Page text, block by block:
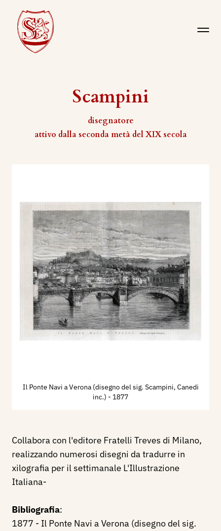
Scampini
disegnatore
attivo dalla seconda metà del XIX secola
Il Ponte Navi a Verona (disegno del sig. Scampini, Canedi
inc.) - 1877
Collabora con l'editore Fratelli Treves di Milano,
realizzando numerosi disegni da tradurre in
xilografia per il settimanale L'Illustrazione
Italiana-
Bibliografia:
1877 - Il Ponte Navi a Verona (disegno del sig.